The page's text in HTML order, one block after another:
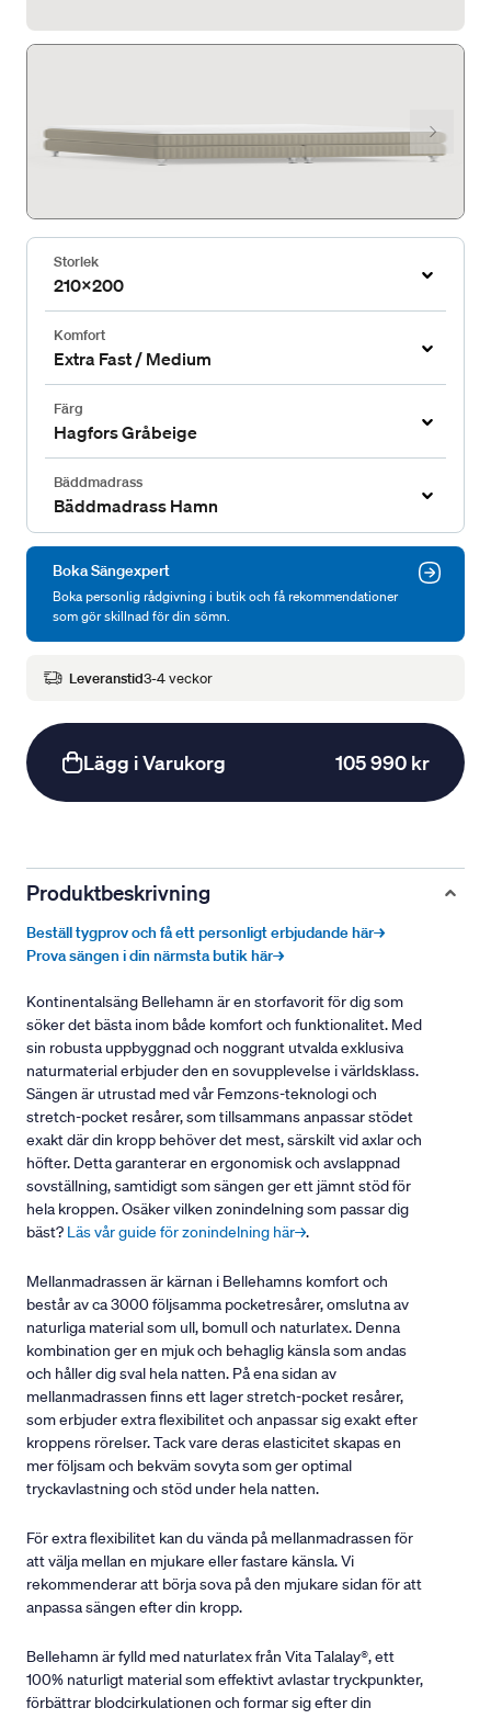
Storlek
210x200
Komfort
Extra Fast / Medium
Färg
Hagfors Gråbeige
Bäddmadrass
Bäddmadrass Hamn
Boka Sängexpert
Boka personlig rådgivning i butik och få rekommendationer
som gör skillnad för din sömn.
Leveranstid3-4 veckor
Lägg i Varukorg 105 990 kr
Produktbeskrivning
Beställ tygprov och få ett personligt erbjudande här→
Prova sängen i din närmsta butik här→
Kontinentalsäng Bellehamn är en storfavorit för dig som
söker det bästa inom både komfort och funktionalitet. Med
sin robusta uppbyggnad och noggrant utvalda exklusiva
naturmaterial erbjuder den en sovupplevelse i världsklass.
Sängen är utrustad med vår Femzons-teknologi och
stretch-pocket resårer, som tillsammans anpassar stödet
exakt där din kropp behöver det mest, särskilt vid axlar och
höfter. Detta garanterar en ergonomisk och avslappnad
sovställning, samtidigt som sängen ger ett jämnt stöd för
hela kroppen. Osäker vilken zonindelning som passar dig
bäst? Läs vår guide för zonindelning här→.
Mellanmadrassen är kärnan i Bellehamns komfort och
består av ca 3000 följsamma pocketresårer, omslutna av
naturliga material som ull, bomull och naturlatex. Denna
kombination ger en mjuk och behaglig känsla som andas
och håller dig sval hela natten. På ena sidan av
mellanmadrassen finns ett lager stretch-pocket resårer,
som erbjuder extra flexibilitet och anpassar sig exakt efter
kroppens rörelser. Tack vare deras elasticitet skapas en
mer följsam och bekväm sovyta som ger optimal
tryckavlastning och stöd under hela natten.
För extra flexibilitet kan du vända på mellanmadrassen för
att välja mellan en mjukare eller fastare känsla. Vi
rekommenderar att börja sova på den mjukare sidan för att
anpassa sängen efter din kropp.
Bellehamn är fylld med naturlatex från Vita Talalay®, ett
100% naturligt material som effektivt avlastar tryckpunkter,
förbättrar blodcirkulationen och formar sig efter din